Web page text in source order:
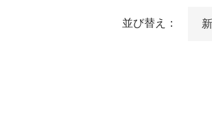
並び替え：